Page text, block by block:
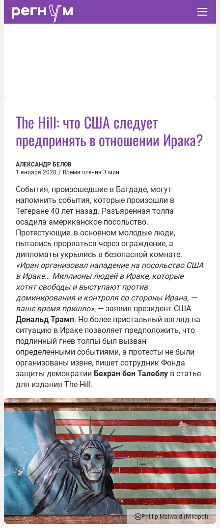
The Hill: что США следует
предпринять в отношении Ирака?
АЛЕКСАНДР БЕЛОВ
1 января 2020 / Время чтения 3 мин
События, произошедшие в Багдаде, могут
напомнить события, которые произошли в
Тегеране 40 лет назад. Разъяренная толпа
осадила американское посольство.
Протестующие, в основном молодые люди,
пытались прорваться через ограждение, а
дипломаты укрылись в безопасной комнате.
«Иран организовал нападение на посольство США
в Ираке… Миллионы людей в Ираке, которые
хотят свободы и выступают против
доминирования и контроля со стороны Ирана, —
ваше время пришло», — заявил президент США
Дональд Трамп. Но более пристальный взгляд на
ситуацию в Ираке позволяет предположить, что
подлинный гнев толпы был вызван
определенными событиями, а протесты не были
организованы извне, пишет сотрудник Фонда
защиты демократии Бехран бен Талеблу в статье
для издания The Hill.
Phillip Maiwald (Nikopol)